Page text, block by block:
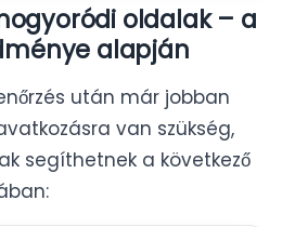
oldalak – a
alapján
után már jobban
van szükség,
segíthetnek a következő